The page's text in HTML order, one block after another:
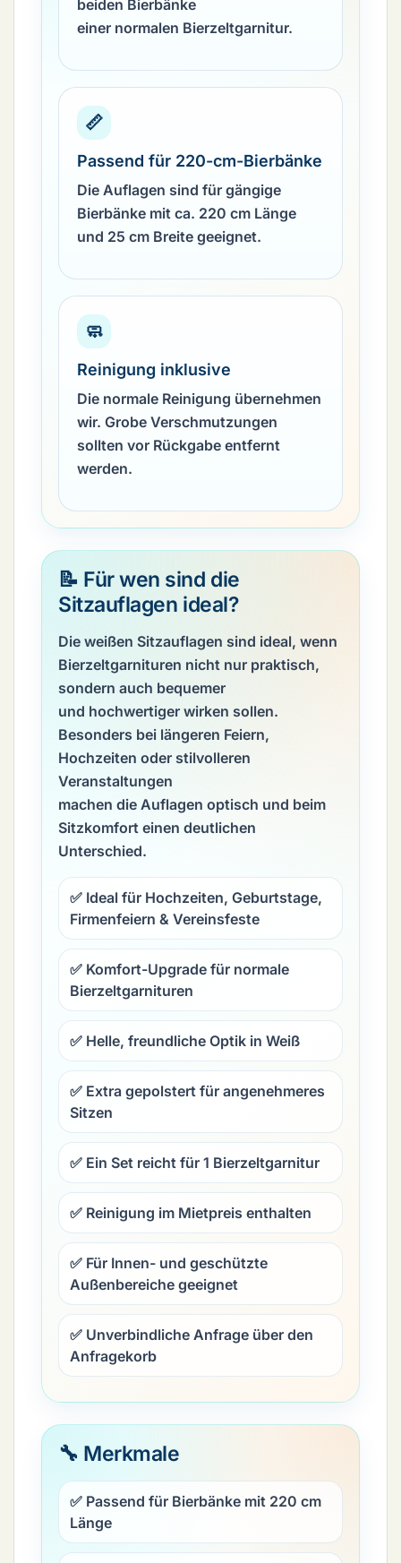
beiden Bierbänke
einer normalen Bierzeltgarnitur.
📏
Passend für 220-cm-Bierbänke
Die Auflagen sind für gängige
Bierbänke mit ca. 220 cm Länge
und 25 cm Breite geeignet.
🧼
Reinigung inklusive
Die normale Reinigung übernehmen
wir. Grobe Verschmutzungen
sollten vor Rückgabe entfernt
werden.
📝 Für wen sind die
Sitzauflagen ideal?
Die weißen Sitzauflagen sind ideal, wenn
Bierzeltgarnituren nicht nur praktisch,
sondern auch bequemer
und hochwertiger wirken sollen.
Besonders bei längeren Feiern,
Hochzeiten oder stilvolleren
Veranstaltungen
machen die Auflagen optisch und beim
Sitzkomfort einen deutlichen
Unterschied.
✅ Ideal für Hochzeiten, Geburtstage,
Firmenfeiern & Vereinsfeste
✅ Komfort-Upgrade für normale
Bierzeltgarnituren
✅ Helle, freundliche Optik in Weiß
✅ Extra gepolstert für angenehmeres
Sitzen
✅ Ein Set reicht für 1 Bierzeltgarnitur
✅ Reinigung im Mietpreis enthalten
✅ Für Innen- und geschützte
Außenbereiche geeignet
✅ Unverbindliche Anfrage über den
Anfragekorb
🔧 Merkmale
✅ Passend für Bierbänke mit 220 cm
Länge